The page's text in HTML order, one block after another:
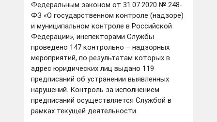
Федеральным законом от 31.07.2020 № 248-
ФЗ «О государственном контроле (надзоре)
и муниципальном контроле в Российской
Федерации», инспекторами Службы
проведено 147 контрольно – надзорных
мероприятий, по результатам которых в
адрес юридических лиц выдано 119
предписаний об устранении выявленных
нарушений. Контроль за исполнением
предписаний осуществляется Службой в
рамках текущей деятельности.